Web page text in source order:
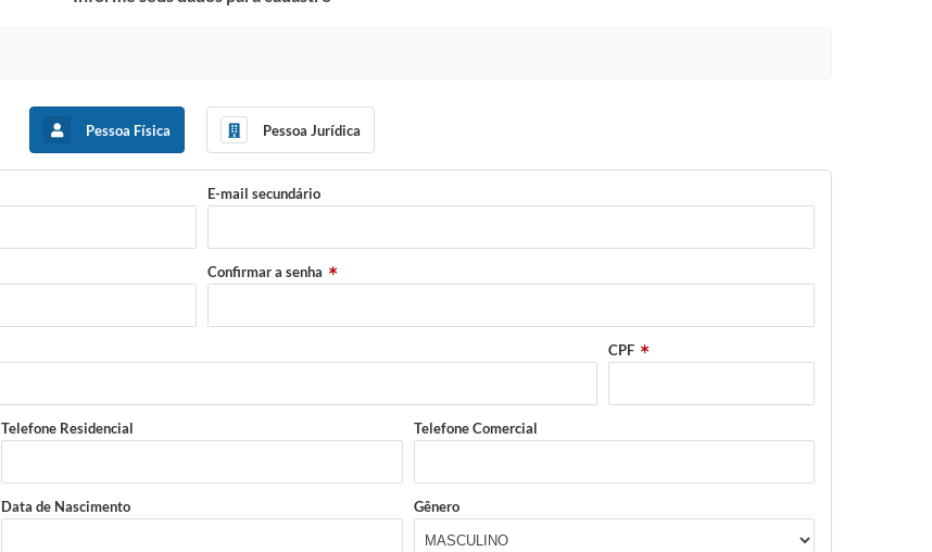
Pessoa Física Pessoa Jurídica
E-mail secundário
Confirmar a senha
CPF
Telefone Residencial Telefone Comercial
Data de Nascimento Gênero